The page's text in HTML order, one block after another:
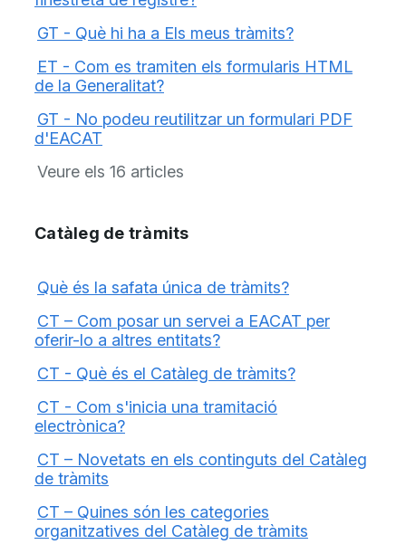
GT - Què hi ha a Els meus tràmits?
ET - Com es tramiten els formularis HTML
de la Generalitat?
GT - No podeu reutilitzar un formulari PDF
d'EACAT
Veure els 16 articles
Catàleg de tràmits
Què és la safata única de tràmits?
CT – Com posar un servei a EACAT per
oferir-lo a altres entitats?
CT - Què és el Catàleg de tràmits?
CT - Com s'inicia una tramitació
electrònica?
CT – Novetats en els continguts del Catàleg
de tràmits
CT – Quines són les categories
organitzatives del Catàleg de tràmits